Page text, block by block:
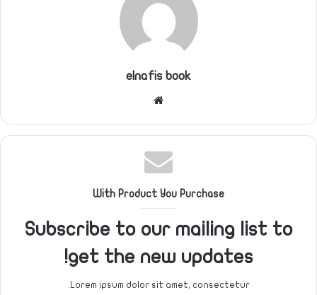
elnafis book
With Product You Purchase
Subscribe to our mailing list to
get the new updates!
Lorem ipsum dolor sit amet, consectetur.